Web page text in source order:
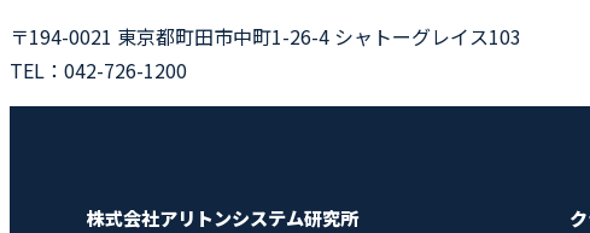
〒194-0021 東京都町田市中町1-26-4 シャトーグレイス103
TEL：042-726-1200
株式会社アリトンシステム研究所